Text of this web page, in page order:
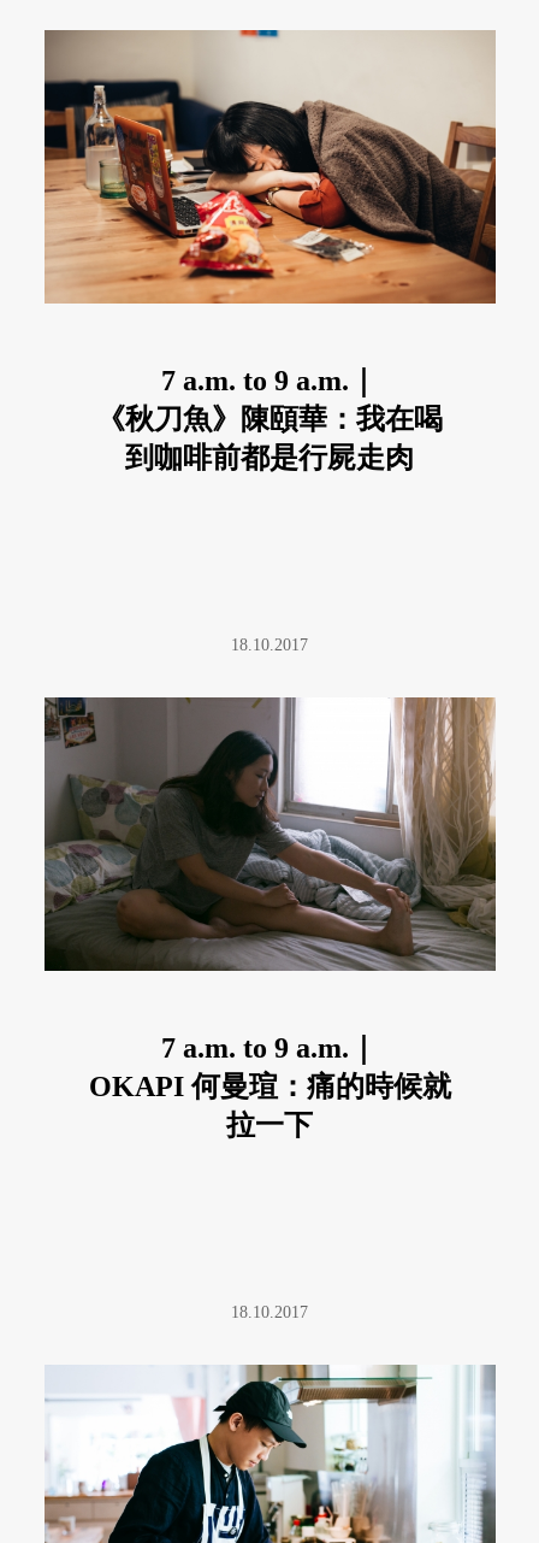
7 a.m. to 9 a.m.｜
《秋刀魚》陳頤華：我在喝
到咖啡前都是行屍走肉
18.10.2017
7 a.m. to 9 a.m.｜
OKAPI 何曼瑄：痛的時候就
拉一下
18.10.2017